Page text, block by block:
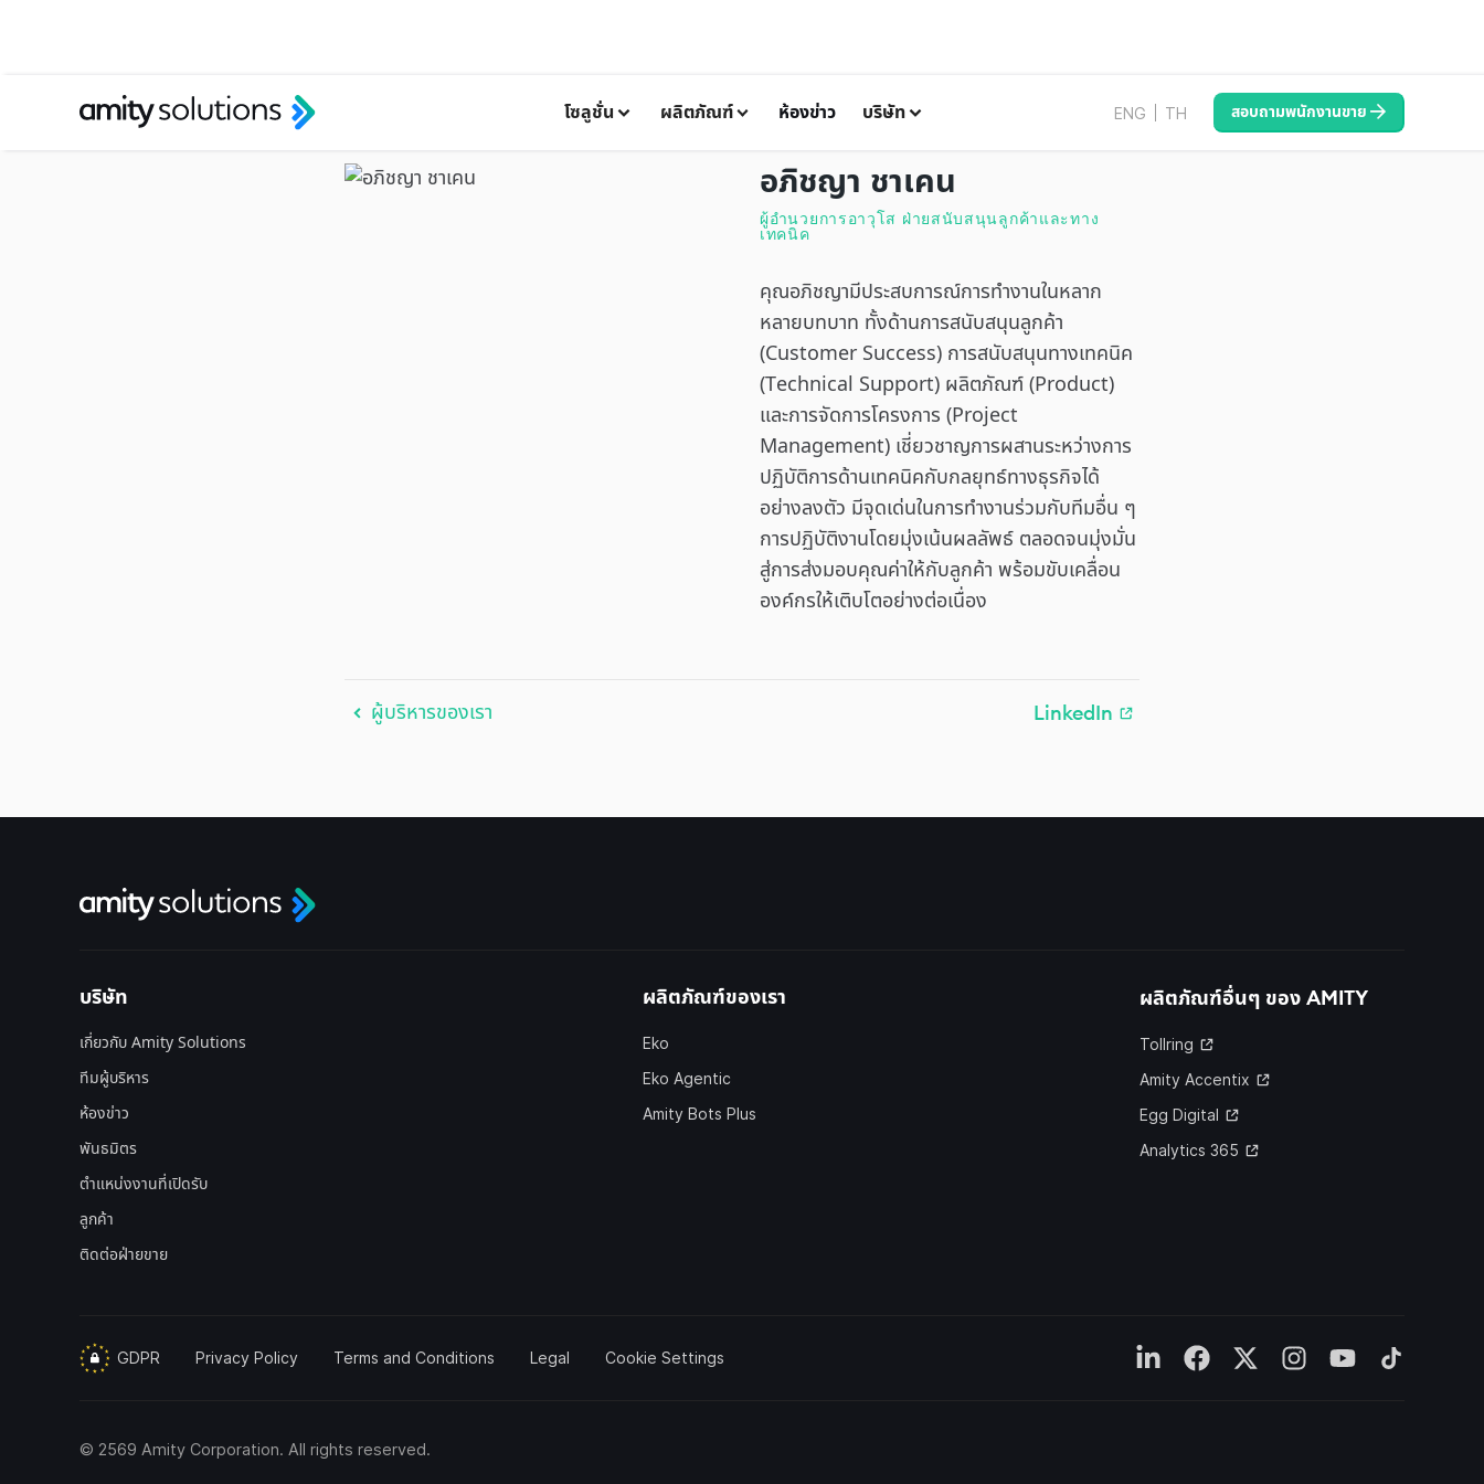
โซลูชั่น ผลิตภัณฑ์ ห้องข่าว บริษัท ENG TH สอบถามพนักงานขาย
อภิชญา ชาเคน
ผู้อำนวยการอาวุโส ฝ่ายสนับสนุนลูกค้าและทาง
เทคนิค
คุณอภิชญามีประสบการณ์การทำงานในหลาก
หลายบทบาท ทั้งด้านการสนับสนุนลูกค้า
(Customer Success) การสนับสนุนทางเทคนิค
(Technical Support) ผลิตภัณฑ์ (Product)
และการจัดการโครงการ (Project
Management) เชี่ยวชาญการผสานระหว่างการ
ปฏิบัติการด้านเทคนิคกับกลยุทธ์ทางธุรกิจได้
อย่างลงตัว มีจุดเด่นในการทำงานร่วมกับทีมอื่น ๆ
การปฏิบัติงานโดยมุ่งเน้นผลลัพธ์ ตลอดจนมุ่งมั่น
สู่การส่งมอบคุณค่าให้กับลูกค้า พร้อมขับเคลื่อน
องค์กรให้เติบโตอย่างต่อเนื่อง
ผู้บริหารของเรา LinkedIn
บริษัท
เกี่ยวกับ Amity Solutions
ทีมผู้บริหาร
ห้องข่าว
พันธมิตร
ตำแหน่งงานที่เปิดรับ
ลูกค้า
ติดต่อฝ่ายขาย
ผลิตภัณฑ์ของเรา
Eko
Eko Agentic
Amity Bots Plus
ผลิตภัณฑ์อื่นๆ ของ AMITY
Tollring
Amity Accentix
Egg Digital
Analytics 365
GDPR Privacy Policy Terms and Conditions Legal Cookie Settings
© 2569 Amity Corporation. All rights reserved.